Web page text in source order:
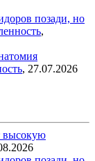
позади, но
,
, 27.07.2026
высокую